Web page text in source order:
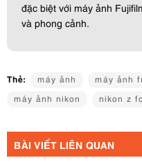
đặc biệt với máy ảnh
và phong cảnh.
Thẻ: máy ảnh máy ảnh
máy ảnh nikon
nikon z fc
BÀI VIẾT LIÊN QUAN